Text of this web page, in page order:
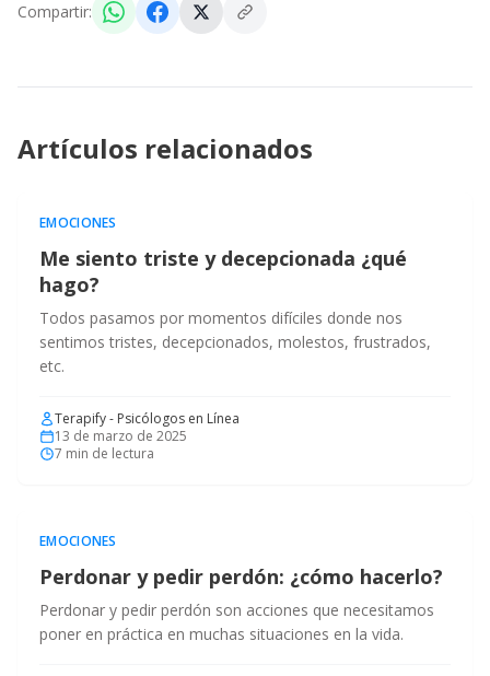
Compartir:
Artículos relacionados
EMOCIONES
Me siento triste y decepcionada ¿qué
hago?
Todos pasamos por momentos difíciles donde nos
sentimos tristes, decepcionados, molestos, frustrados,
etc.
Terapify - Psicólogos en Línea
13 de marzo de 2025
7 min de lectura
EMOCIONES
Perdonar y pedir perdón: ¿cómo hacerlo?
Perdonar y pedir perdón son acciones que necesitamos
poner en práctica en muchas situaciones en la vida.